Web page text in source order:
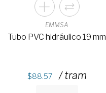
EMMSA
Tubo PVC hidráulico 19 mm
88.57 / tram